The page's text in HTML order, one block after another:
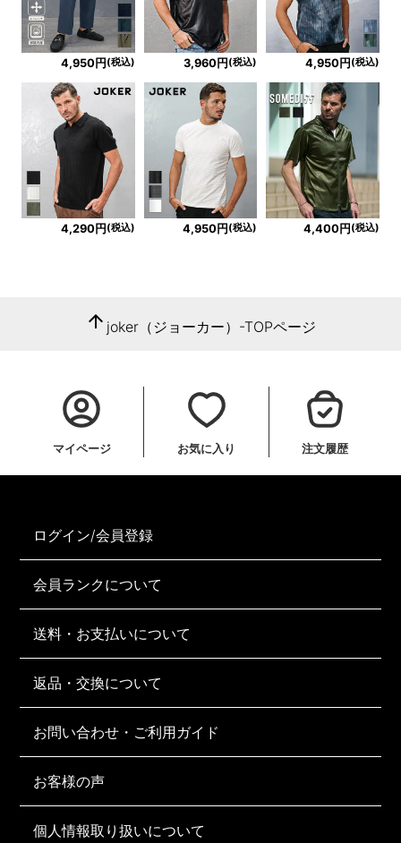
4,950円 (税込) 3,960円 (税込) 4,950円 (税込)
4,290円 (税込) 4,950円 (税込) 4,400円 (税込)
arrow_upward joker（ジョーカー）-TOPページ
マイページ お気に入り 注文履歴
ログイン/会員登録
会員ランクについて
送料・お支払いについて
返品・交換について
お問い合わせ・ご利用ガイド
お客様の声
個人情報取り扱いについて